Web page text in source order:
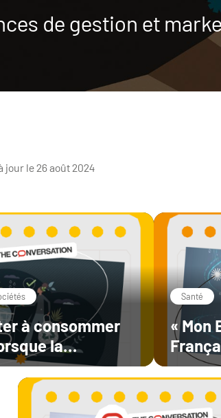
de gestion et
jour le 26 août 2024
à consommer
la
se
Santé
« Mon
la
santé